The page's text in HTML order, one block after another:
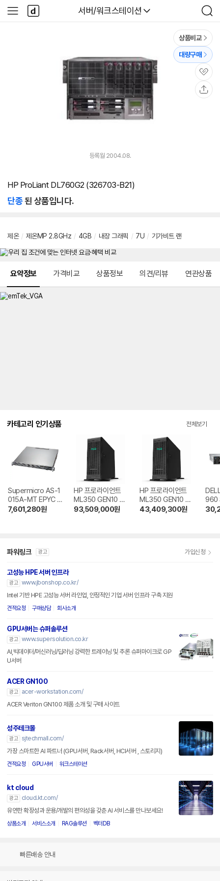
다나와
서버/워크스테이션
검
색
사
이
다
나
와
상품비교
대량구매
관
심
등록월 2004.08.
HP ProLiant DL760G2 (326703-B21)
단종된 상품입니다.
제온 / 제온MP 2.8GHz / 4GB / 내장 그래픽 / 7U / 기가비트 랜
요약정보 가격비교 상품정보 의견/리뷰 연관상품
카테고리 인기상품 전체보기
Supermicro AS-1
015A-MT EPYC 4
585PX STCOM
7,601,280원
HP 프로라이언트
ML350 GEN10 S
4208 RTX A600
93,509,000원
HP 프로라이언트
ML350 GEN10 S
4208 RTX 4090
43,409,300원
960
파워링크 광고 가입신청
고성능 HPE 서버 인프라
광고 www.jbonshop.co.kr/
Intel 기반 HPE 고성능 서버 라인업, 안정적인 기업 서버 인프라 구축 지원
견적요청 구매상담 회사소개
GPU서버는 슈퍼솔루션
광고 www.supersolution.co.kr
AI,빅데이터/머신러닝/딥러닝 강력한 트레이닝 및 추론 슈퍼마이크로 GP
U서버
ACER GN100
광고
acer-workstation.com/
ACER Veriton GN100 제품 소개 및 구매 사이트
성주테크몰
광고 sjtechmall.com/
가장 스마트한 AI 파트너 (GPU서버, Rack서버, HCI서버 , 스토리지)
견적요청 GPU서버 워크스테이션
kt cloud
광고
cloud.kt.com/
유연한 확장성과 운용/개발의 편의성을 갖춘 AI 서비스를 만나보세요!
상품소개 서비스소개 RAG솔루션 벡터DB
빠른배송 안내